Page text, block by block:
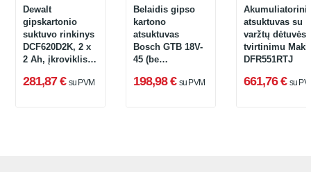
Dewalt
gipskartonio
suktuvo rinkinys
DCF620D2K, 2 x
2 Ah, įkroviklis +
281,87 € su PVM
Belaidis gipso
kartono
atsuktuvas
Bosch GTB 18V-
45 (be
ir įkroviklio + L-
198,98 € su PVM
atsuktuvas su
varžtų dėtuvės
tvirtinimu
DFR551RTJ
661,76 € su